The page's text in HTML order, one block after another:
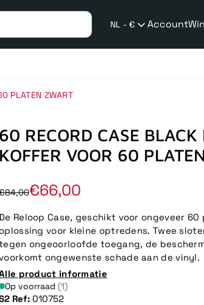
NL - €
taalwijziging
Account
PLATEN ZWART
60 RECORD CASE BLACK
KOFFER VOOR 60
€66,00
Reloop Case, geschikt voor ongeveer
oplossing voor kleine optredens. Twee
ongeoorloofde toegang, de
ongewenste schade aan de vinyl.
product informatie
Op voorraad (1)
Ref: 010752